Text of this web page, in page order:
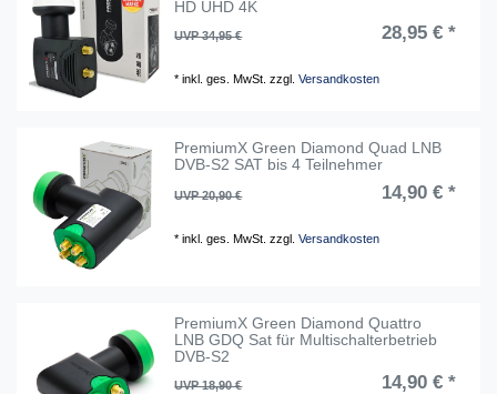
HD UHD 4K
UVP 34,95 € 28,95 € *
*inkl. ges. MwSt. zzgl.Versandkosten
PremiumX Green Diamond Quad LNB
DVB-S2 SAT bis 4 Teilnehmer
UVP 20,90 € 14,90 € *
*inkl. ges. MwSt. zzgl.Versandkosten
PremiumX Green Diamond Quattro
LNB GDQ Sat für Multischalterbetrieb
DVB-S2
UVP 18,90 € 14,90 € *